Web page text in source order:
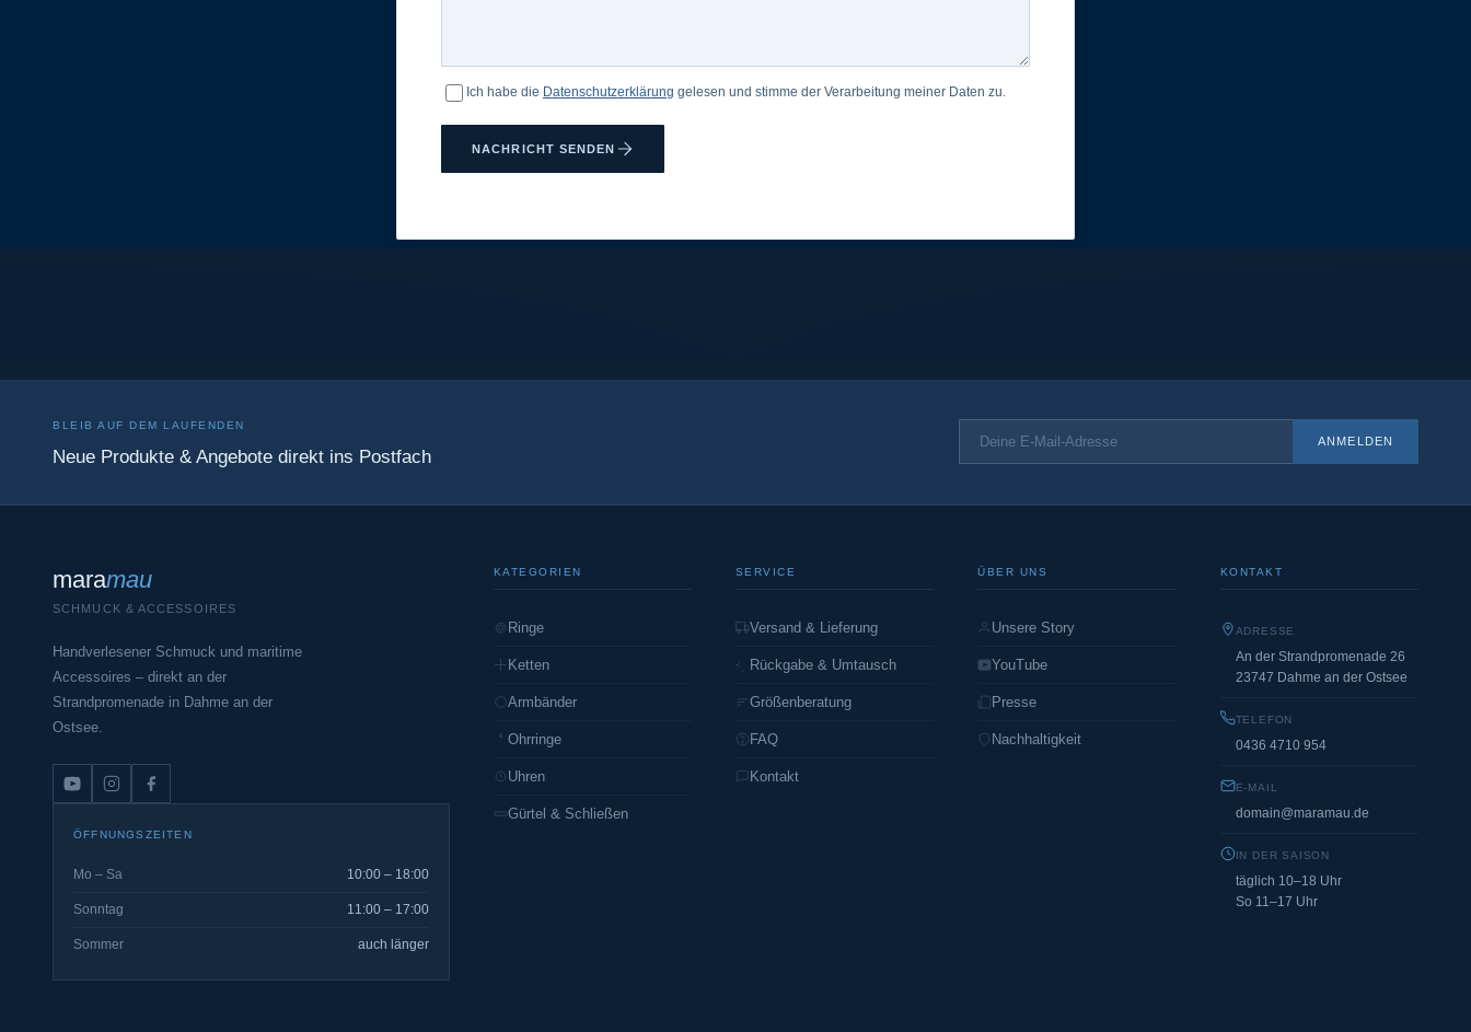
Ich habe die Datenschutzerklärung gelesen und stimme der Verarbeitung meiner Daten zu.
NACHRICHT SENDEN
BLEIB AUF DEM LAUFENDEN
Neue Produkte & Angebote direkt ins Postfach
ANMELDEN
maramau
SCHMUCK & ACCESSOIRES
Handverlesener Schmuck und maritime
Accessoires – direkt an der
Strandpromenade in Dahme an der
Ostsee.
ÖFFNUNGSZEITEN
Mo – Sa 10:00 – 18:00
Sonntag 11:00 – 17:00
Sommer auch länger
KATEGORIEN
Ringe
Ketten
Armbänder
Ohrringe
Uhren
Gürtel & Schließen
SERVICE
Versand & Lieferung
Rückgabe & Umtausch
Größenberatung
FAQ
Kontakt
ÜBER UNS
Unsere Story
YouTube
Presse
Nachhaltigkeit
KONTAKT
ADRESSE
An der Strandpromenade 26
23747 Dahme an der Ostsee
TELEFON
0436 4710 954
E-MAIL
domain@maramau.de
IN DER SAISON
täglich 10–18 Uhr
So 11–17 Uhr